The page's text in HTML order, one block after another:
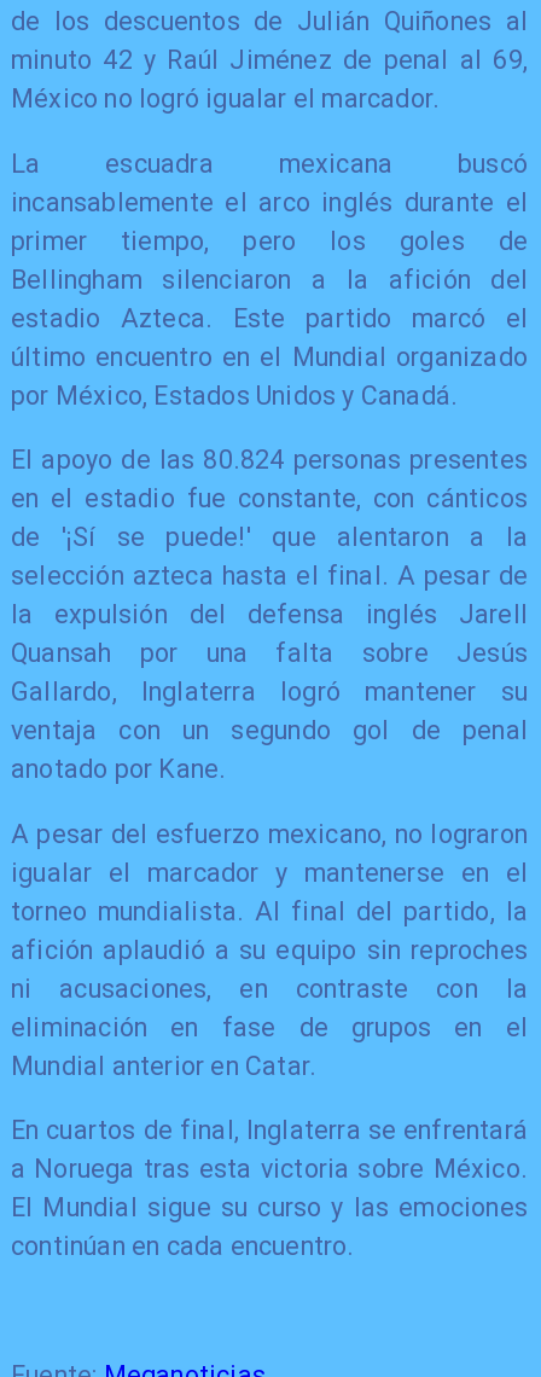
de los descuentos de Julián Quiñones al
minuto 42 y Raúl Jiménez de penal al 69,
México no logró igualar el marcador.
La escuadra mexicana buscó
incansablemente el arco inglés durante el
primer tiempo, pero los goles de
Bellingham silenciaron a la afición del
estadio Azteca. Este partido marcó el
último encuentro en el Mundial organizado
por México, Estados Unidos y Canadá.
El apoyo de las 80.824 personas presentes
en el estadio fue constante, con cánticos
de '¡Sí se puede!' que alentaron a la
selección azteca hasta el final. A pesar de
la expulsión del defensa inglés Jarell
Quansah por una falta sobre Jesús
Gallardo, Inglaterra logró mantener su
ventaja con un segundo gol de penal
anotado por Kane.
A pesar del esfuerzo mexicano, no lograron
igualar el marcador y mantenerse en el
torneo mundialista. Al final del partido, la
afición aplaudió a su equipo sin reproches
ni acusaciones, en contraste con la
eliminación en fase de grupos en el
Mundial anterior en Catar.
En cuartos de final, Inglaterra se enfrentará
a Noruega tras esta victoria sobre México.
El Mundial sigue su curso y las emociones
continúan en cada encuentro.